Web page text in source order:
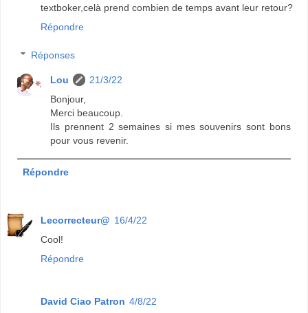
textboker,celà prend combien de temps avant leur retour?
Répondre
Réponses
Lou
21/3/22
Bonjour,
Merci beaucoup.
Ils prennent 2 semaines si mes souvenirs sont bons
pour vous revenir.
Répondre
Lecorrecteur@ 16/4/22
Cool!
Répondre
David Ciao Patron 4/8/22